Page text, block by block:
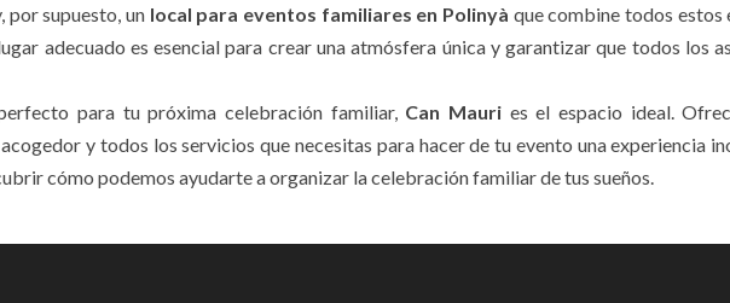
supuesto, un local para eventos familiares en Polinyà que combine todos estos
adecuado es esencial para crear una atmósfera única y garantizar que todos los
para tu próxima celebración familiar, Can Mauri es el espacio ideal.
y todos los servicios que necesitas para hacer de tu evento una experiencia
cómo podemos ayudarte a organizar la celebración familiar de tus sueños.